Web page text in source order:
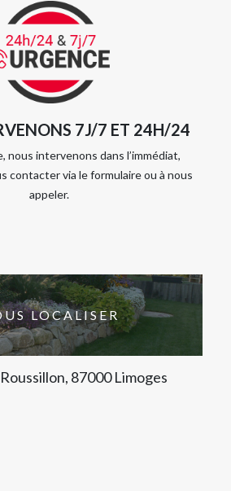
7J/7 ET 24H/24
nous intervenons dans l’immédiat,
contacter via le formulaire ou à nous
appeler.
LOCALISER
87000 Limoges